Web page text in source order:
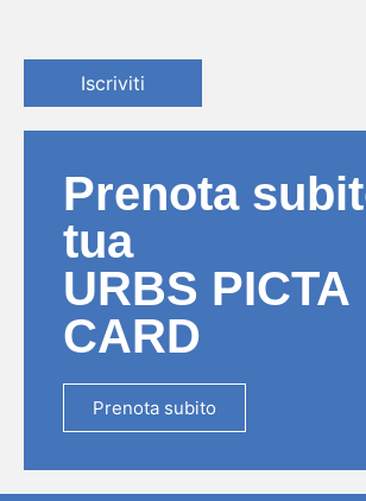
Iscriviti
Prenota
tua
URBS PICTA
CARD
Prenota subito